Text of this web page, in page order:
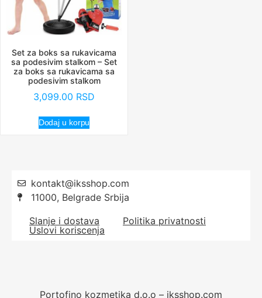
Set za boks sa rukavicama
sa podesivim stalkom – Set
za boks sa rukavicama sa
podesivim stalkom
3,099.00 RSD
Dodaj u korpu
kontakt@iksshop.com
11000, Belgrade Srbija
Slanje i dostava
Politika privatnosti
Uslovi koriscenja
Portofino kozmetika d.o.o – iksshop.com